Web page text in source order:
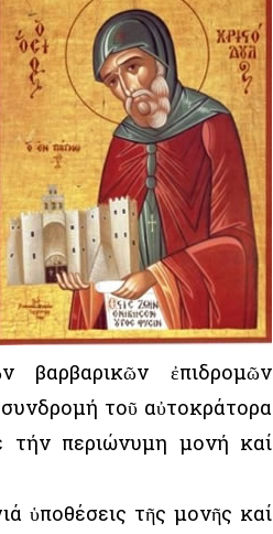
βαρβαρικῶν ἐπιδρομῶν
τοῦ αὐτοκράτορα
τήν περιώνυμη μονή καί
ὑποθέσεις τῆς μονῆς καί